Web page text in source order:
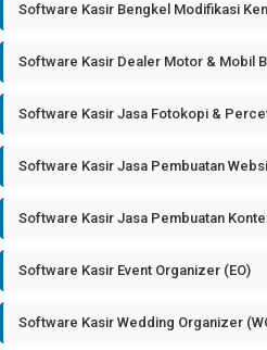
Software Kasir Bengkel Modifikasi
Software Kasir Dealer Motor & Mobil
Software Kasir Jasa Fotokopi &
Software Kasir Jasa Pembuatan
Software Kasir Jasa Pembuatan
Software Kasir Event Organizer (EO)
Software Kasir Wedding Organizer